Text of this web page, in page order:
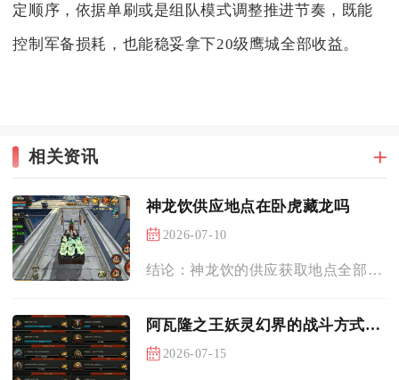
定顺序，依据单刷或是组队模式调整推进节奏，既能
控制军备损耗，也能稳妥拿下20级鹰城全部收益。
相关资讯
神龙饮供应地点在卧虎藏龙吗
2026-07-10
结论：神龙饮的供应获取地点全部归属卧虎藏龙手游内的神龙教专属...
阿瓦隆之王妖灵幻界的战斗方式是怎样的
2026-07-15